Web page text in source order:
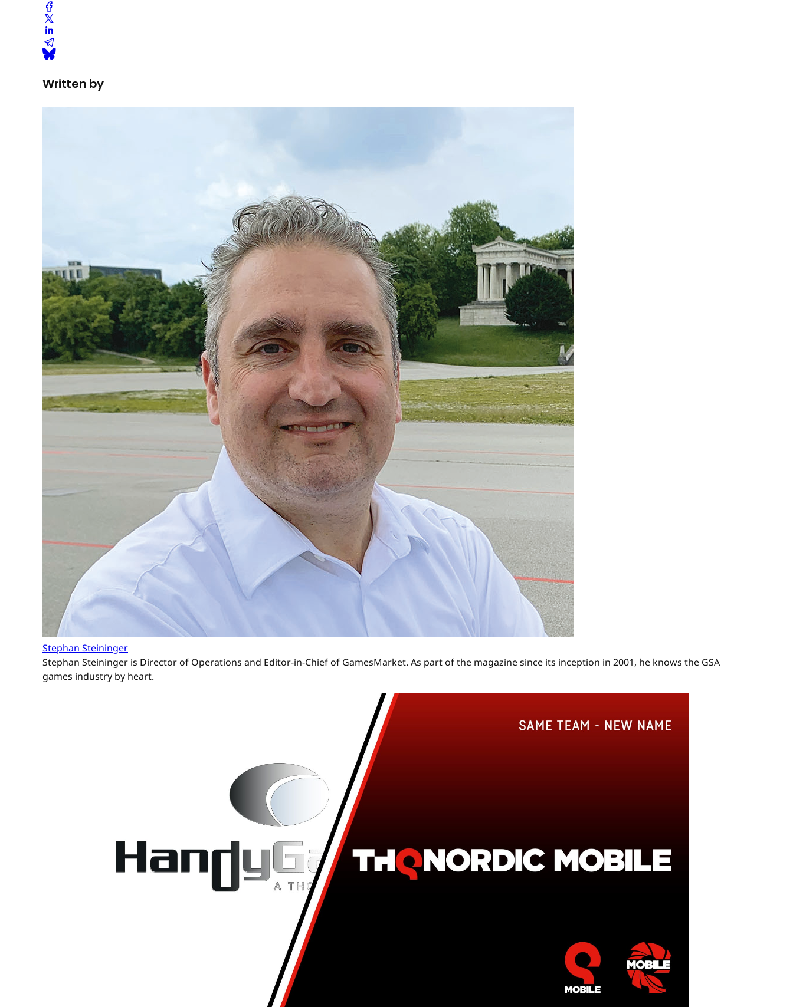
Written by
Stephan Steininger
Stephan Steininger is Director of Operations and Editor-in-Chief of GamesMarket. As part of the magazine since its inception in 2001, he knows the GSA
games industry by heart.